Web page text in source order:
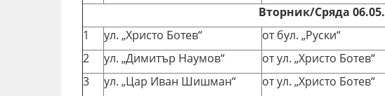
Вторник/Сряда
1
ул. „Христо Ботев“ от бул. „Руски“
2
ул. „Димитър Наумов“ от ул. „Христо Ботев“
3
ул. „Цар Иван Шишман“ от ул. „Христо Ботев“